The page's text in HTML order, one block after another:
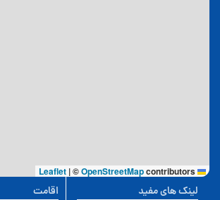
Leaflet
|©OpenStreetMapcontributors
اقامت لینک های مفید